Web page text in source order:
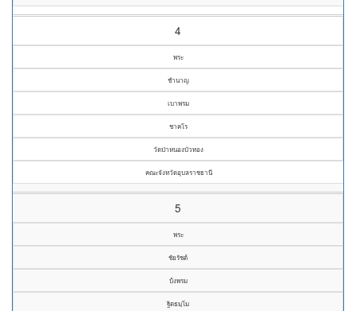
4
พระ
ชำนาญ
เบาพรม
ชาคโร
วัดป่าหนองบัวทอง
คณะจังหวัดอุบลราชธานี
5
พระ
ชัยรัชต์
บ้งพรม
ฐิตธมฺโม